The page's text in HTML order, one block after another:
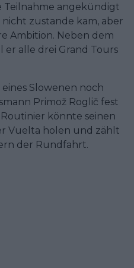
Teilnahme angekündigt
zustande kam, aber
Ambition. Neben dem
er alle drei Grand Tours
Slowenen noch
Primož Roglič fest
könnte seinen
Vuelta holen und zählt
der Rundfahrt.